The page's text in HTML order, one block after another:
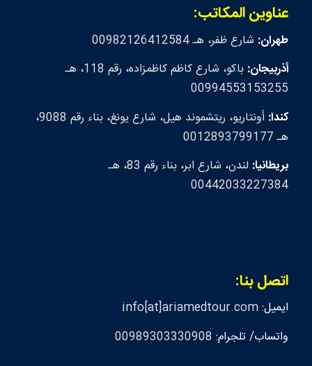
عناوين المكاتب:
طهران: شارع ظفر، هـ 00982126412584
أذربيجان:
باكو، شارع كاظم كاظمزاده، رقم 118، هـ
00994553153255
كندا:
أونتاريو، ريتشموند هيل، شارع يونغ، بناء رقم 9088،
هـ 0012893799177
بريطانيا:
لندن، شارع ابر، بناء رقم 83، هـ
00442033227384
اتصل بنا:
ايميل:info[at]ariamedtour.com
واتساب/ تلجرام: 00989303330908